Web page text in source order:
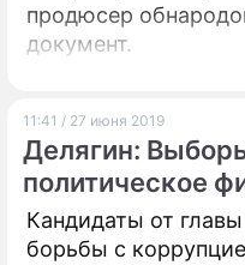
продюсер
документ.
11:41 / 27 июня 2019
Делягин:
политическое
Кандидаты от
борьбы с